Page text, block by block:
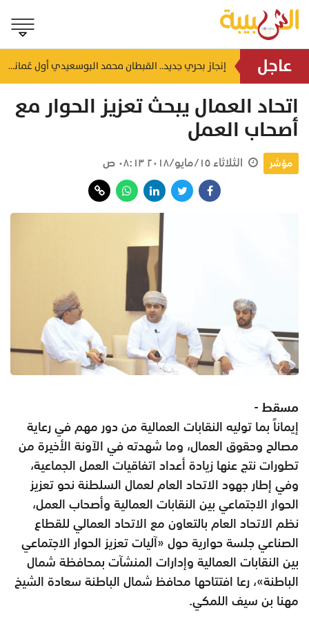
عاجل بسبب عدم الالتزام بالخدمة.. إدانة 3 مؤسسات في قطاع إصلاح المركبات بمسقط منذ ١٦ ساعة إنجاز بحري جديد.. القبطان محمد البوسعيدي أول عُماني يقود ناقلة منتجات نفطية متوسطة المدى
اتحاد العمال يبحث تعزيز الحوار مع
أصحاب العمل
مؤشر الثلاثاء ١٥/مايو/٢٠١٨ ٠٨:١٣ ص
مسقط -
إيماناً بما توليه النقابات العمالية من دور مهم في رعاية
مصالح وحقوق العمال، وما شهدته في الآونة الأخيرة من
تطورات نتج عنها زيادة أعداد اتفاقيات العمل الجماعية،
وفي إطار جهود الاتحاد العام لعمال السلطنة نحو تعزيز
الحوار الاجتماعي بين النقابات العمالية وأصحاب العمل،
نظم الاتحاد العام بالتعاون مع الاتحاد العمالي للقطاع
الصناعي جلسة حوارية حول «آليات تعزيز الحوار الاجتماعي
بين النقابات العمالية وإدارات المنشآت بمحافظة شمال
الباطنة»، رعا افتتاحها محافظ شمال الباطنة سعادة الشيخ
مهنا بن سيف اللمكي.